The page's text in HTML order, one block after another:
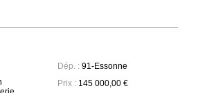
Dép. :91-Essonne
Prix :145 000,00 €